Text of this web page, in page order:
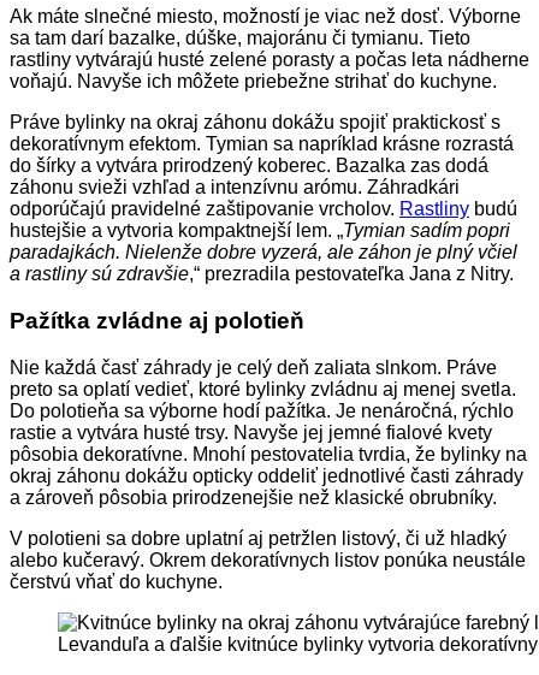
Ak máte slnečné miesto, možností je viac než dosť. Výborne
sa tam darí bazalke, dúške, majoránu či tymianu. Tieto
rastliny vytvárajú husté zelené porasty a počas leta nádherne
voňajú. Navyše ich môžete priebežne strihať do kuchyne.
Práve bylinky na okraj záhonu dokážu spojiť praktickosť s
dekoratívnym efektom. Tymian sa napríklad krásne rozrastá
do šírky a vytvára prirodzený koberec. Bazalka zas dodá
záhonu svieži vzhľad a intenzívnu arómu. Záhradkári
odporúčajú pravidelné zaštipovanie vrcholov. Rastliny budú
hustejšie a vytvoria kompaktnejší lem. „Tymian sadím popri
paradajkách. Nielenže dobre vyzerá, ale záhon je plný včiel
a rastliny sú zdravšie,“ prezradila pestovateľka Jana z Nitry.
Pažítka zvládne aj polotieň
Nie každá časť záhrady je celý deň zaliata slnkom. Práve
preto sa oplatí vedieť, ktoré bylinky zvládnu aj menej svetla.
Do polotieňa sa výborne hodí pažítka. Je nenáročná, rýchlo
rastie a vytvára husté trsy. Navyše jej jemné fialové kvety
pôsobia dekoratívne. Mnohí pestovatelia tvrdia, že bylinky na
okraj záhonu dokážu opticky oddeliť jednotlivé časti záhrady
a zároveň pôsobia prirodzenejšie než klasické obrubníky.
V polotieni sa dobre uplatní aj petržlen listový, či už hladký
alebo kučeravý. Okrem dekoratívnych listov ponúka neustále
čerstvú vňať do kuchyne.
Levanduľa a ďalšie kvitnúce bylinky vytvoria